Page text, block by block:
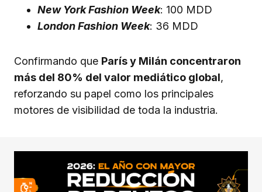
New York Fashion Week: 100 MDD
London Fashion Week: 36 MDD
Confirmando que París y Milán concentraron
más del 80% del valor mediático global,
reforzando su papel como los principales
motores de visibilidad de toda la industria.